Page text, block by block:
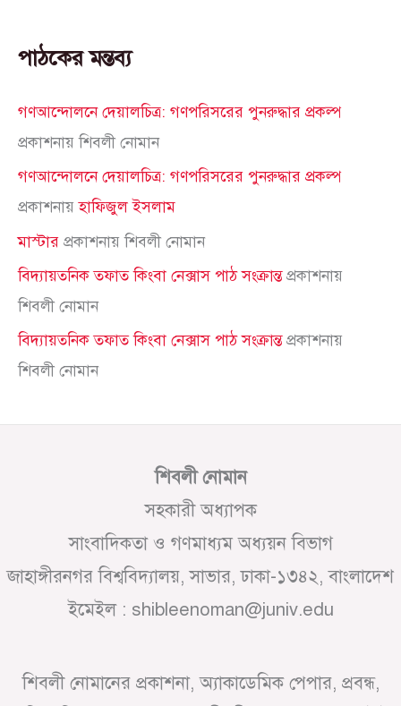
পাঠকের মন্তব্য
গণআন্দোলনে দেয়ালচিত্র: গণপরিসরের পুনরুদ্ধার প্রকল্প
প্রকাশনায়শিবলী নোমান
গণআন্দোলনে দেয়ালচিত্র: গণপরিসরের পুনরুদ্ধার প্রকল্প
প্রকাশনায়হাফিজুল ইসলাম
মাস্টার প্রকাশনায়শিবলী নোমান
বিদ্যায়তনিক তফাত কিংবা নেক্সাস পাঠ সংক্রান্তপ্রকাশনায়
শিবলী নোমান
বিদ্যায়তনিক তফাত কিংবা নেক্সাস পাঠ সংক্রান্তপ্রকাশনায়
শিবলী নোমান
শিবলী নোমান
সহকারী অধ্যাপক
সাংবাদিকতা ও গণমাধ্যম অধ্যয়ন বিভাগ
জাহাঙ্গীরনগর বিশ্ববিদ্যালয়, সাভার, ঢাকা-১৩৪২, বাংলাদেশ
ইমেইল : shibleenoman@juniv.edu
শিবলী নোমানের প্রকাশনা, অ্যাকাডেমিক পেপার, প্রবন্ধ,